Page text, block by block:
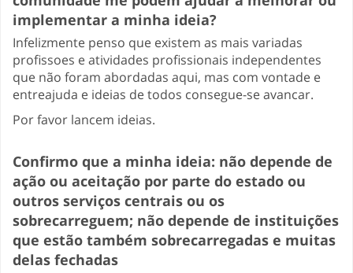
implementar a minha ideia?
Infelizmente penso que existem as mais variadas
profissoes e atividades profissionais independentes
que não foram abordadas aqui, mas com vontade e
entreajuda e ideias de todos consegue-se avancar.
Por favor lancem ideias.
Confirmo que a minha ideia: não depende de
ação ou aceitação por parte do estado ou
outros serviços centrais ou os
sobrecarreguem; não depende de instituições
que estão também sobrecarregadas e muitas
delas fechadas